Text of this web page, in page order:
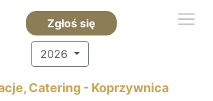
Zgłoś się
2026
Catering - Koprzywnica